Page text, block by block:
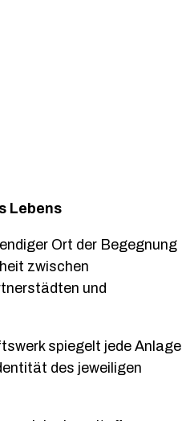
Lebens
Ort der Begegnung
zwischen
und
spiegelt jede Anlage
des jeweiligen